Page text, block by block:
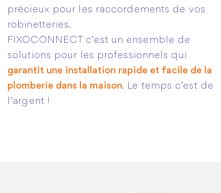
précieux pour les raccordements de vos
robinetteries.
FIXOCONNECT c’est un ensemble de
solutions pour les professionnels qui
garantit une installation rapide et facile de la
plomberie dans la maison. Le temps c’est de
l’argent !